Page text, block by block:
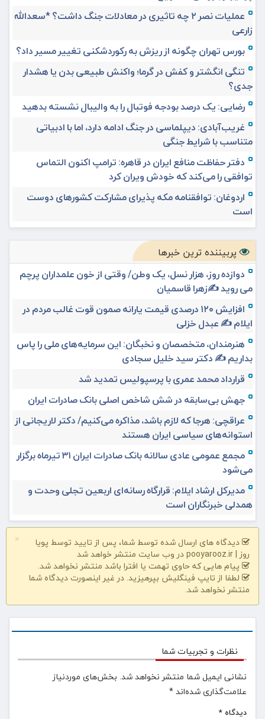
عملیات نصر ۲ چه تاثیری در معادلات جنگ داشت؟ *سعدالله
زارعی
بورس تهران چگونه از ریزش به رکوردشکنی تغییر مسیر داد؟
تنگی انگشتر و کفش در گرما؛ واکنش طبیعی بدن یا هشدار
جدی؟
رضایی: یک درصد بودجه فوتبال را به والیبال نشسته بدهید
غریب‌آبادی: دیپلماسی در جنگ ادامه دارد، اما با ادبیاتی
متناسب با شرایط جنگی
دفتر حفاظت منافع ایران در قاهره: ترامپ اکنون التماس
توافقی را می‌کند که خودش ویران کرد
اردوغان: توافقنامه مکه پذیرای مشارکت کشورهای دوست
است
پربیننده ترین خبرها
دوازده روز، هزار نسل، یک وطن/ وقتی از خون علمداران پرچم
می روید ✍️زهرا قاسمیان
افزایش ۱۲۰ درصدی قیمت یارانه صمون قوت غالب مردم در
ایلام ✍️ عبدل خزلی
هنرمندان، متخصصان و نخبگان: این سرمایه‌های ملی را پاس
بداریم ✍️ دکتر سید خلیل سجادی
قرارداد محمد عمری با پرسپولیس تمدید شد
جهش بی‌سابقه در شش شاخص اصلی بانک صادرات ایران
عراقچی: هرجا که لازم باشد، مذاکره می‌کنیم/ دکتر لاریجانی از
استوانه‌های سیاسی ایران هستند
مجمع عمومی عادی سالانه بانک صادرات ایران ۳۱ تیرماه برگزار
می‌شود
مدیرکل ارشاد ایلام: قرارگاه رسانه‌ای اربعین تجلی وحدت و
همدلی خبرنگاران است
×
دیدگاه های ارسال شده توسط شما، پس از تایید توسط پویا
روز | pooyarooz.ir در وب سایت منتشر خواهد شد
پیام هایی که حاوی تهمت یا افترا باشد منتشر نخواهد شد.
لطفا از تایپ فینگلیش بپرهیزید. در غیر اینصورت دیدگاه شما
منتشر نخواهد شد.
نظرات و تجربیات شما
نشانی ایمیل شما منتشر نخواهد شد. بخش‌های موردنیاز
علامت‌گذاری شده‌اند*
دیدگاه *